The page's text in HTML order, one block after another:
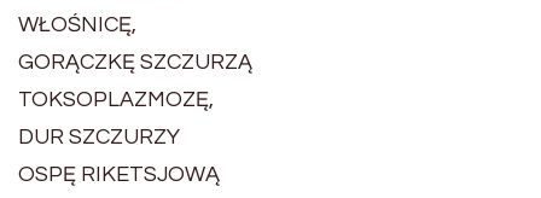
WŁOŚNICĘ,
GORĄCZKĘ SZCZURZĄ
TOKSOPLAZMOZĘ,
DUR SZCZURZY
OSPĘ RIKETSJOWĄ